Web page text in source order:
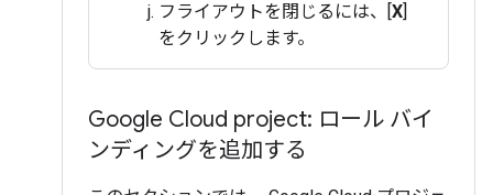
フライアウトを閉じるには、[ X
をクリックします。
Google Cloud project: ロール バイ
ンディングを追加する